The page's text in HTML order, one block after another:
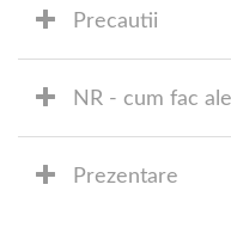
Precautii
NR - cum fac
Prezentare